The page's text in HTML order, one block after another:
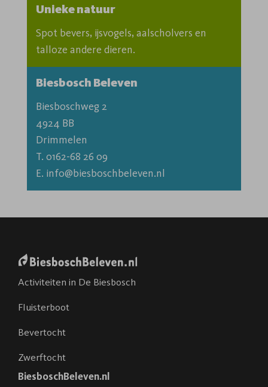
Unieke natuur
Spot bevers, ijsvogels, aalscholvers en
talloze andere dieren.
Biesbosch Beleven
Biesboschweg 2
4924 BB
T. 0162-68 26 09
E. info@biesboschbeleven.nl
Activiteiten in De Biesbosch
Fluisterboot
Bevertocht
Zwerftocht
BiesboschBeleven.nl